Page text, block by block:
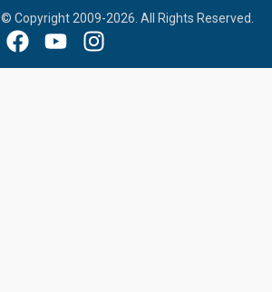
© Copyright 2009-2026. All Rights Reserved.
F
a
Y
o
I
n